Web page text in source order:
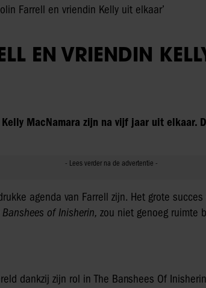
Farrell en vriendin Kelly uit elkaar’
EN VRIENDIN
MacNamara zijn na vijf jaar uit elkaar.
agenda van Farrell zijn. Het grote
Banshees of Inisherin, zou niet genoeg ruimte
dankzij zijn rol in The Banshees Of